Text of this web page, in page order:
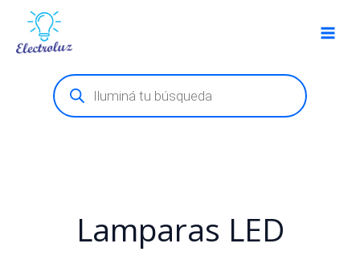
contenido
Products
search
Lamparas LED